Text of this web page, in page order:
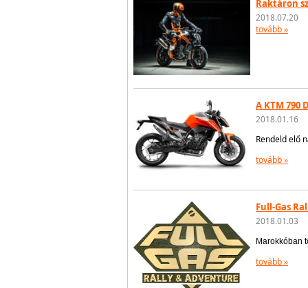
Raktáron
2018.07.20
tovább »
A KTM
2018.01.16
Rendeld elő
tovább »
Full-Gas
2018.01.03
Marokkóban
tovább »